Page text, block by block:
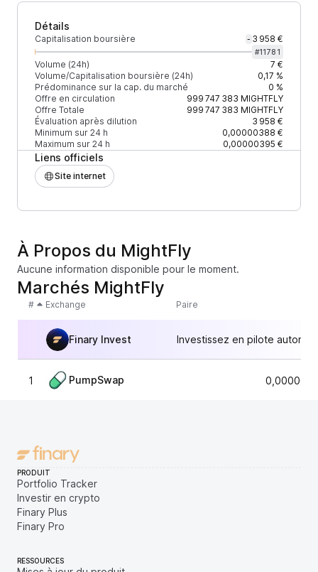
Détails
Capitalisation boursière - 3 958 €
#11781
Volume (24h)
7 €
Volume/Capitalisation boursière (24h)
0,17 %
Prédominance sur la cap. du marché
0 %
Offre en circulation
999 747 383 MIGHTFLY
Offre Totale
999 747 383 MIGHTFLY
Évaluation après dilution
3 958 €
Minimum sur 24 h
0,00000388 €
Maximum sur 24 h
0,00000395 €
Liens officiels
Site internet
À Propos du MightFly
Aucune information disponible pour le moment.
Marchés MightFly
# Exchange Paire
Finary Invest Investissez en pilote
1 PumpSwap
PRODUIT
Portfolio Tracker
Investir en crypto
Finary Plus
Finary Pro
RESSOURCES